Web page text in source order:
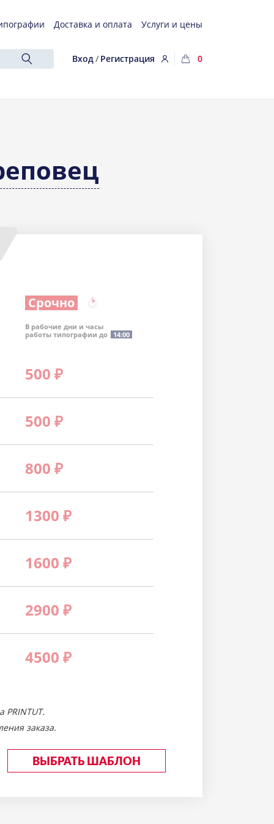
Доставка и оплата Услуги и цены
Вход/ Регистрация 0
Срочно
В рабочие дни и часы
работы типографии до
14:00
500 ₽
500 ₽
800 ₽
1300 ₽
1600 ₽
2900 ₽
4500 ₽
PRINTUT.
заказа.
ВЫБРАТЬ ШАБЛОН